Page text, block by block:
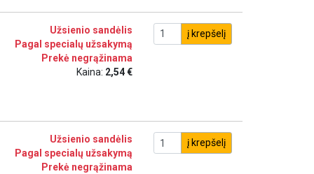
Užsienio sandėlis
Pagal specialų užsakymą
Prekė negrąžinama
Kaina: 2,54 €
į krepšelį
Užsienio sandėlis
Pagal specialų užsakymą
Prekė negrąžinama
į krepšelį